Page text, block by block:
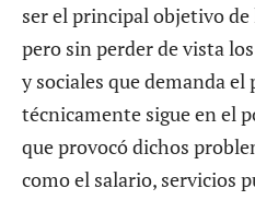
ser el principal objetivo
pero sin perder de vista
y sociales que demanda el
técnicamente sigue en el
que provocó dichos
como el salario, servicios